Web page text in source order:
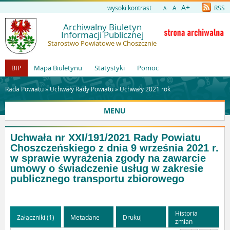
wysoki kontrast A- A A+ RSS
Archiwalny Biuletyn
Informacji Publicznej
Starostwo Powiatowe w Choszcznie
BIP Mapa Biuletynu Statystyki Pomoc
Rada Powiatu » Uchwały Rady Powiatu» Uchwały 2021 rok
MENU
Uchwała nr XXI/191/2021 Rady Powiatu
Choszczeńskiego z dnia 9 września 2021 r.
w sprawie wyrażenia zgody na zawarcie
umowy o świadczenie usług w zakresie
publicznego transportu zbiorowego
Załączniki (1) Metadane Drukuj
Historia
zmian